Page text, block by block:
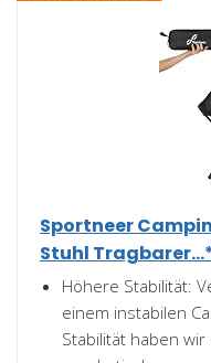
Sportneer
Stuhl
Höhere Stabilität:
einem instabilen
Stabilität haben